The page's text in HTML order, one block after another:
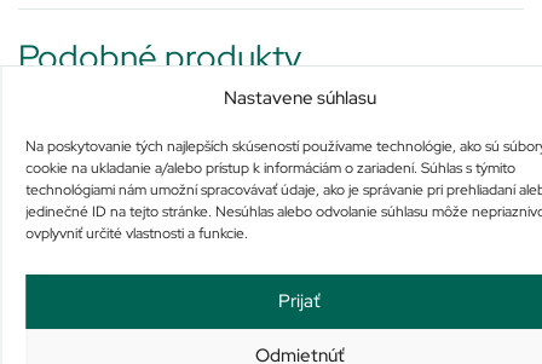
Nastavene súhlasu
Na poskytovanie tých najlepších skúseností používame technológie, ako sú
cookie na ukladanie a/alebo prístup k informáciám o zariadení. Súhlas s týmito
technológiami nám umožní spracovávať údaje, ako je správanie pri prehliadaní
jedinečné ID na tejto stránke. Nesúhlas alebo odvolanie súhlasu môže
ovplyvniť určité vlastnosti a funkcie.
Prijať
Odmietnúť
Podobné produkty
ALPA SULFOTHION ZÁSYP
1,37€
Na sklade
40,33€
Pridať do košíka